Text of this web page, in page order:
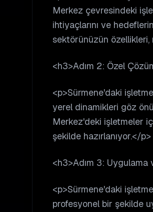
Merkez çevresindeki
ihtiyaçlarını ve
sektörünüzün özellikleri,
<h3>Adım 2: Özel
<p>Sürmene'daki
yerel dinamikleri göz
Merkez'deki işletmeler
şekilde hazırlanıyor.</p>
<h3>Adım 3: Uygulama
<p>Sürmene'daki
profesyonel bir şekilde